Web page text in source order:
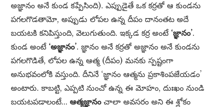
అజ్ఞానం అనే కుండ కప్పేసింది). ఎప్పుడైతే ఒక కర్రతో ఆ కుండను
పగలగొడతామో, అప్పుడు లోపల ఉన్న దీపం దానంతట అదే
బయటకి కనిపిస్తుంది, వెలుగుతుంది. ఇక్కడ కర్ర అంటే ‘జ్ఞానం’.
కుండ అంటే ‘అజ్ఞానం’. జ్ఞానం అనే కర్రతో అజ్ఞానం అనే కుండను
పగలగొడితే, లోపల ఉన్న ఆత్మ (దీపం) మనకు స్పష్టంగా
అనుభవంలోకి వస్తుంది. దీనినే ‘జ్ఞానం ఆత్మను ప్రకాశింపజేయడం’
అంటారు. కాబట్టి, ఎప్పటి నుంచో ఉన్న ఈ మోహం, దుఃఖం నుండి
బయటపడాలంటే…ఆత్మజ్ఞానంచాలా అవసరం అని ఈ శ్లోకం